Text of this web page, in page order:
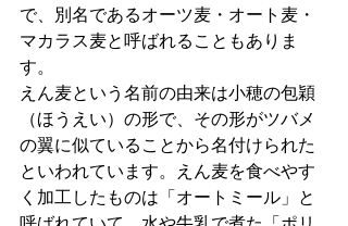
で、別名であるオーツ麦・オート麦・
マカラス麦と呼ばれることもありま
す。
えん麦という名前の由来は小穂の包穎
（ほうえい）の形で、その形がツバメ
の翼に似ていることから名付けられた
といわれています。えん麦を食べやす
く加工したものは「オートミール」と